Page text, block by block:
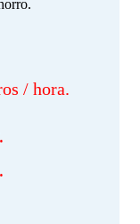
/ hora.